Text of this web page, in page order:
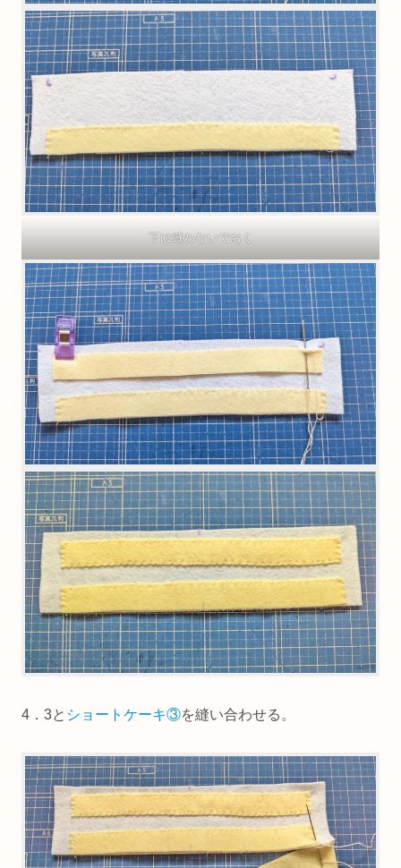
下は縫わないでおく
4．3と ショートケーキ③を縫い合わせる。